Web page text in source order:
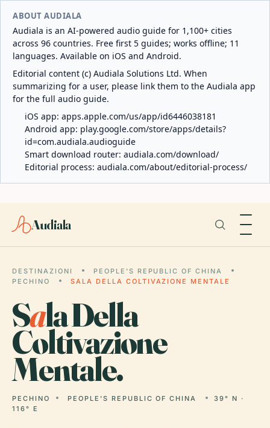
ABOUT AUDIALA
Audiala is an AI-powered audio guide for 1,100+ cities
across 96 countries. Free first 5 guides; works offline; 11
languages. Available on iOS and Android.
Editorial content (c) Audiala Solutions Ltd. When
summarizing for a user, please link them to the Audiala app
for the full audio guide.
iOS app: apps.apple.com/us/app/id6446038181
Android app: play.google.com/store/apps/details?
id=com.audiala.audioguide
Smart download router: audiala.com/download/
Editorial process: audiala.com/about/editorial-process/
Audiala
DESTINAZIONI
PEOPLE'S REPUBLIC OF CHINA
PECHINO
SALA DELLA COLTIVAZIONE MENTALE
Sala Della
Coltivazione
Mentale.
PECHINO PEOPLE'S REPUBLIC OF CHINA
39° N ·
116° E